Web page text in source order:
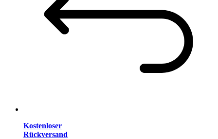
Kostenloser
Rückversand